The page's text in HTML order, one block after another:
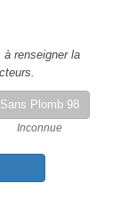
renseigner la
Sans Plomb 98
Inconnue